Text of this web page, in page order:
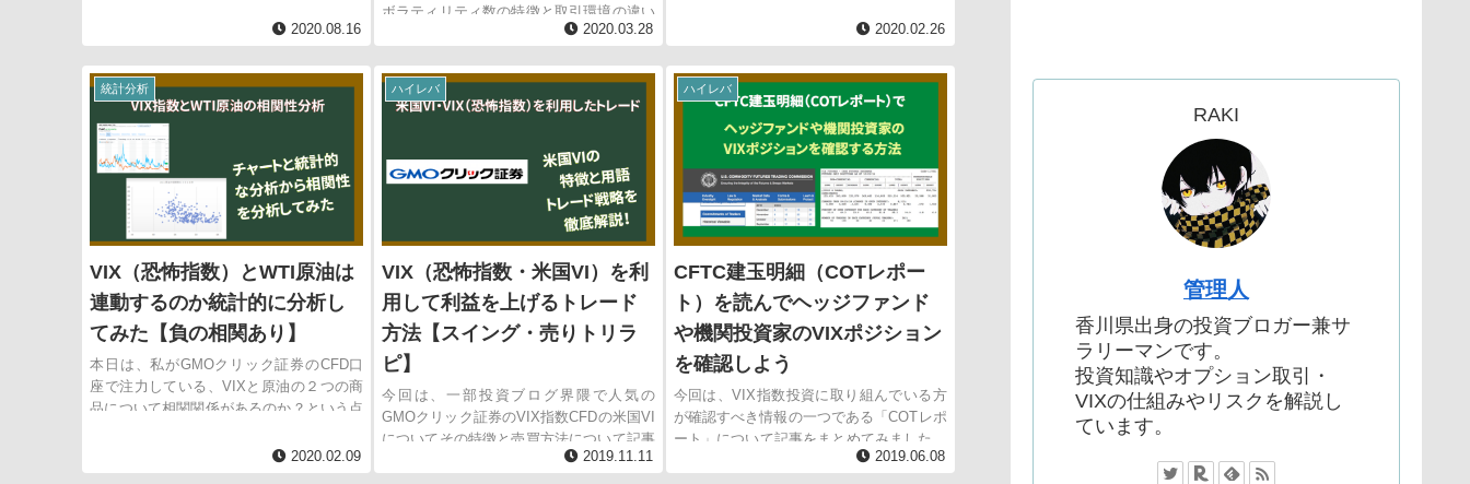
2020.08.16
ボラティリティ数の特徴と取引環境の違い
をまとめてみました。 管理人はどちらの
があります。 理由としては、トレード...
2020.03.28 2020.02.26
統計分析
VIX（恐怖指数）とWTI原油は
連動するのか統計的に分析し
てみた【負の相関あり】
本日は、私がGMOクリック証券のCFD口
座で注力している、VIXと原油の２つの商
品について相関関係があるのか？という点
解釈をまとめていきます。 なぜ、VIXと原
油への相関に着目したのかというと、今...
2020.02.09
ハイレバ
VIX（恐怖指数・米国VI）を利
用して利益を上げるトレード
方法【スイング・売りトリラ
ピ】
今回は、一部投資ブログ界隈で人気の
GMOクリック証券のVIX指数CFDの米国VI
についてその特徴と売買方法について記事
をまとめました。 米国VIは、市場のボラ
2019.11.11
ハイレバ
CFTC建玉明細（COTレポー
ト）を読んでヘッジファンド
や機関投資家のVIXポジション
を確認しよう
今回は、VIX指数投資に取り組んでいる方
が確認すべき情報の一つである「COTレポ
ート」について記事をまとめてみました。
COTレポートを読む事で、市場を動かす投
2019.06.08
RAKI
管理人
香川県出身の投資ブロガー兼サ
ラリーマンです。
投資知識やオプション取引・
VIXの仕組みやリスクを解説し
ています。